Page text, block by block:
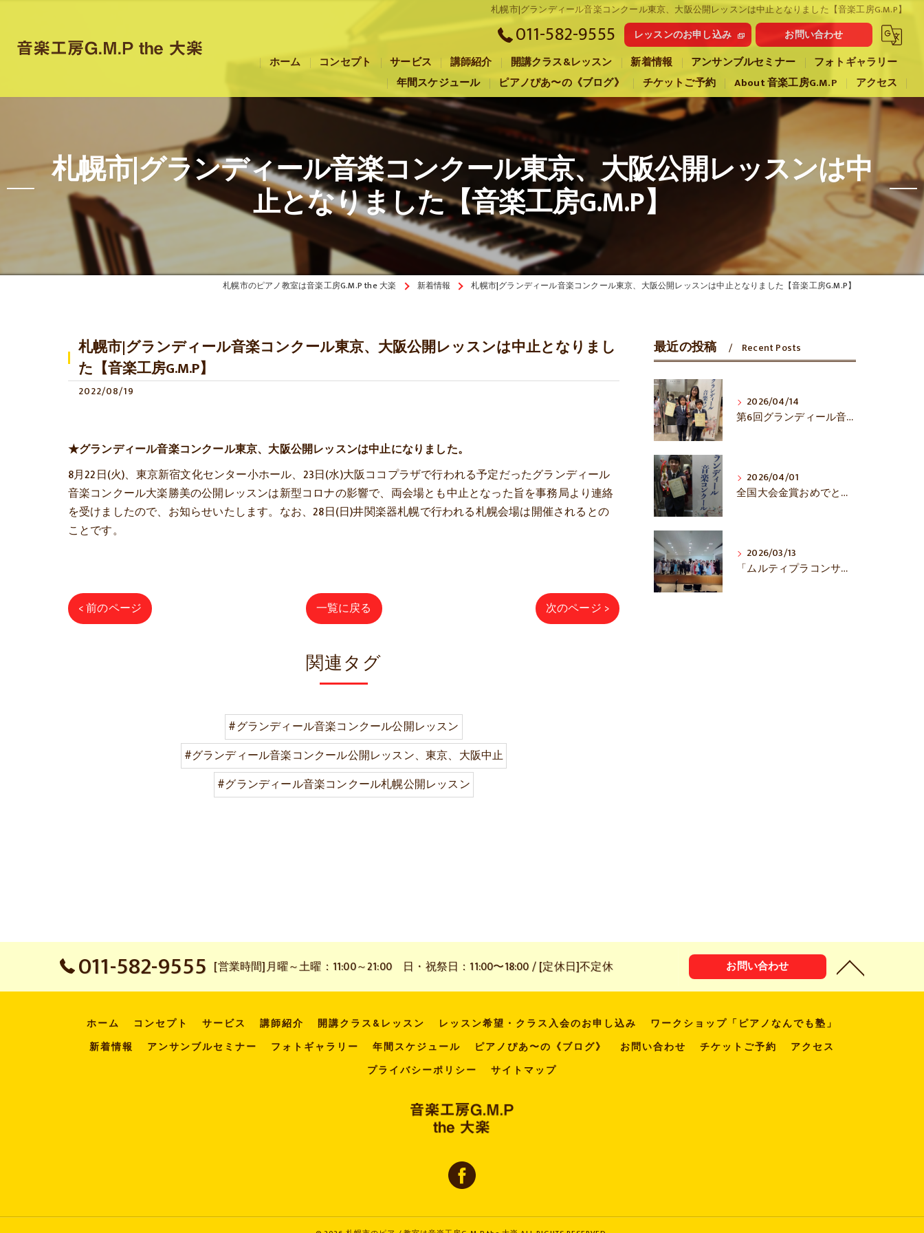
札幌市|グランディール音楽コンクール東京、大阪公開レッスンは中止となりました【音楽工房G.M.P】
011-582-9555 レッスンのお申し込み お問い合わせ
ホーム コンセプト
札幌市のピアノ教室･音楽工房G.M.P the 大楽の口コミ情報
札幌市のピアノ教室･音楽工房G.M.P the 大楽の評判
札幌市のピアノ教室･音楽工房G.M.P the 大楽のお客様の声
サービス 講師紹介 開講クラス&レッスン 新着情報 アンサンブルセミナー
フォトギャラリー
年間スケジュール
ピアノぴあ〜の《ブログ》 チケットご予約 About 音楽工房G.M.P アクセス
札幌市|グランディール音楽コンクール東京、大阪公開レッスンは中
止となりました【音楽工房G.M.P】
札幌市のピアノ教室は音楽工房G.M.P the 大楽 新着情報 札幌市|グランディール音楽コンクール東京、大阪公開レッスンは中止となりました【音楽工房G.M.P】
札幌市|グランディール音楽コンクール東京、大阪公開レッスンは中止となりまし
た【音楽工房G.M.P】
2022/08/19
★グランディール音楽コンクール東京、大阪公開レッスンは中止になりました。
8月22日(火)、東京新宿文化センター小ホール、23日(水)大阪ココプラザで行われる予定だったグランディール
音楽コンクール大楽勝美の公開レッスンは新型コロナの影響で、両会場とも中止となった旨を事務局より連絡
を受けましたので、お知らせいたします。なお、28日(日)井関楽器札幌で行われる札幌会場は開催されるとの
ことです。
< 前のページ 一覧に戻る 次のページ >
関連タグ
#グランディール音楽コンクール公開レッスン
#グランディール音楽コンクール公開レッスン、東京、大阪中止
#グランディール音楽コンクール札幌公開レッスン
最近の投稿 Recent Posts
2026/04/14
第6回グランディール音楽コンクール全国大会入賞おめでとう！
2026/04/01
全国大会金賞おめでとうございます！
2026/03/13
「ムルティプラコンサート」熱演でした！
011-582-9555 [営業時間]月曜～土曜：11:00～21:00 日・祝祭日：11:00〜18:00 / [定休日]不定休 お問い合わせ
ホーム コンセプト サービス 講師紹介 開講クラス&レッスン レッスン希望・クラス入会のお申し込み
ワークショップ「ピアノなんでも塾」
新着情報
アンサンブルセミナー フォトギャラリー 年間スケジュール ピアノぴあ〜の《ブログ》 お問い合わせ チケットご予約
アクセス
プライバシーポリシー
サイトマップ